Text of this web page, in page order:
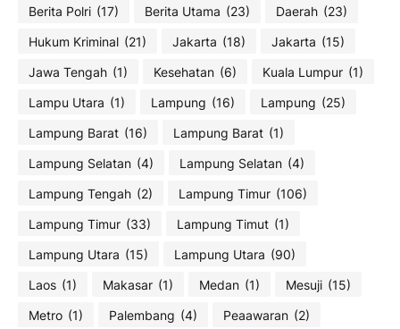
Berita Polri (17) Berita Utama (23) Daerah (23)
Hukum Kriminal (21) Jakarta (18) Jakarta (15)
Jawa Tengah (1) Kesehatan (6) Kuala Lumpur (1)
Lampu Utara (1) Lampung (16) Lampung (25)
Lampung Barat (16) Lampung Barat (1)
Lampung Selatan (4) Lampung Selatan (4)
Lampung Tengah (2) Lampung Timur (106)
Lampung Timur (33) Lampung Timut (1)
Lampung Utara (15) Lampung Utara (90)
Laos (1) Makasar (1) Medan (1) Mesuji (15)
Metro (1) Palembang (4) Peaawaran (2)